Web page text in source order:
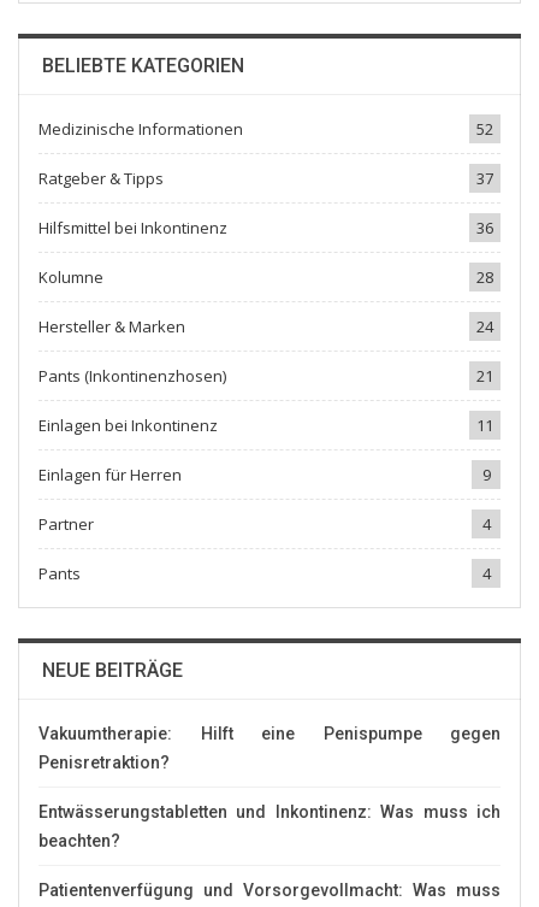
BELIEBTE KATEGORIEN
Medizinische Informationen 52
Ratgeber & Tipps 37
Hilfsmittel bei Inkontinenz 36
Kolumne 28
Hersteller & Marken 24
Pants (Inkontinenzhosen) 21
Einlagen bei Inkontinenz 11
Einlagen für Herren 9
Partner 4
Pants 4
NEUE BEITRÄGE
Vakuumtherapie: Hilft eine Penispumpe gegen
Penisretraktion?
Entwässerungstabletten und Inkontinenz: Was muss ich
beachten?
Patientenverfügung und Vorsorgevollmacht: Was muss